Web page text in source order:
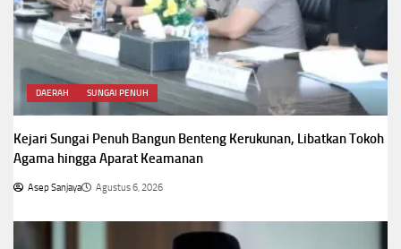
DAERAH SUNGAI PENUH
Kejari Sungai Penuh Bangun Benteng Kerukunan, Libatkan Tokoh
Agama hingga Aparat Keamanan
Asep Sanjaya Agustus 6, 2026